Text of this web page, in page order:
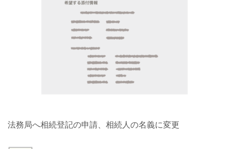
法務局へ相続登記の申請、相続人の名義に変更